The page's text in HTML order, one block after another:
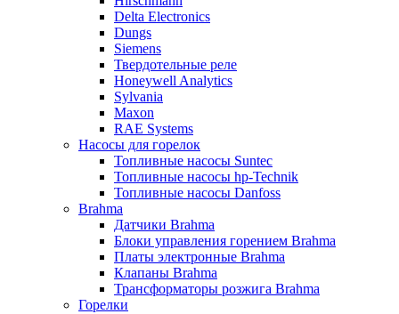
Delta Electronics
Dungs
Siemens
Твердотельные реле
Honeywell Analytics
Sylvania
Maxon
RAE Systems
Насосы для горелок
Топливные насосы Suntec
Топливные насосы hp-Technik
Топливные насосы Danfoss
Brahma
Датчики Brahma
Блоки управления горением Brahma
Платы электронные Brahma
Клапаны Brahma
Трансформаторы розжига Brahma
Горелки